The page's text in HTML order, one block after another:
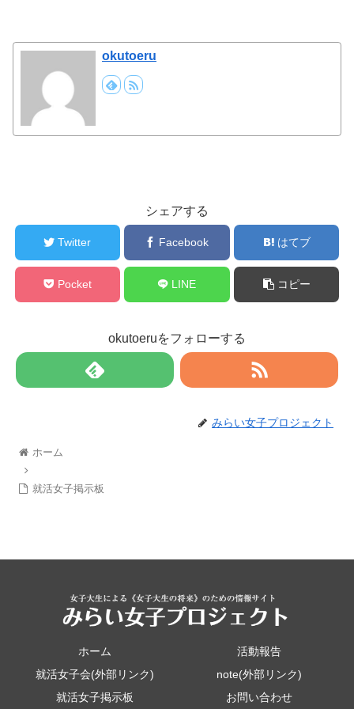
okutoeru
シェアする
Twitter Facebook はてブ
Pocket LINE コピー
okutoeruをフォローする
みらい女子プロジェクト
ホーム
就活女子掲示板
ホーム
活動報告
就活女子会(外部リンク)
note(外部リンク)
就活女子掲示板
お問い合わせ